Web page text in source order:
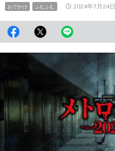
おでかけ ふむふむ 2024年7月24日